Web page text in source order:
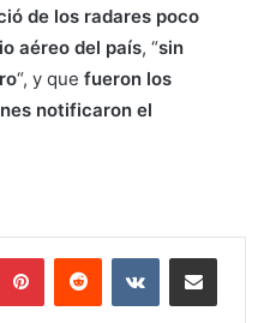
de los radares poco
aéreo del país, “sin
“, y que fueron los
notificaron el
PinterestReddit VKontakteCompartir por